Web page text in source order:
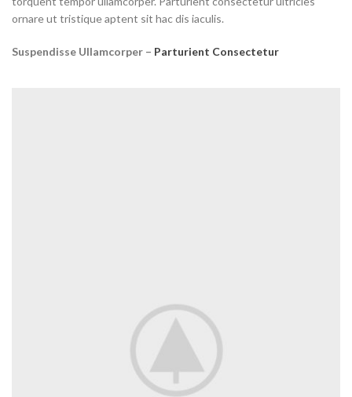
ornare ut tristique aptent sit hac dis iaculis.
Suspendisse Ullamcorper – Parturient Consectetur